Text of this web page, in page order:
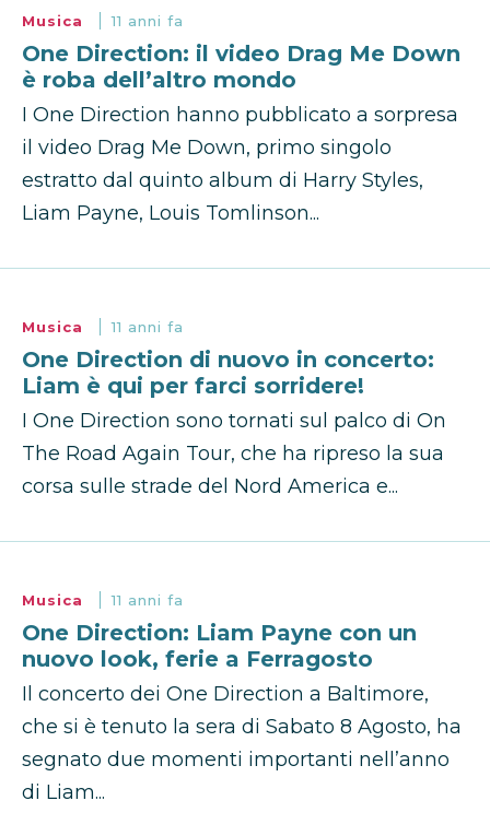
Musica 11 anni fa
One Direction: il video Drag Me Down
è roba dell’altro mondo
I One Direction hanno pubblicato a sorpresa
il video Drag Me Down, primo singolo
estratto dal quinto album di Harry Styles,
Liam Payne, Louis Tomlinson...
Musica 11 anni fa
One Direction di nuovo in concerto:
Liam è qui per farci sorridere!
I One Direction sono tornati sul palco di On
The Road Again Tour, che ha ripreso la sua
corsa sulle strade del Nord America e...
Musica 11 anni fa
One Direction: Liam Payne con un
nuovo look, ferie a Ferragosto
Il concerto dei One Direction a Baltimore,
che si è tenuto la sera di Sabato 8 Agosto, ha
segnato due momenti importanti nell’anno
di Liam...